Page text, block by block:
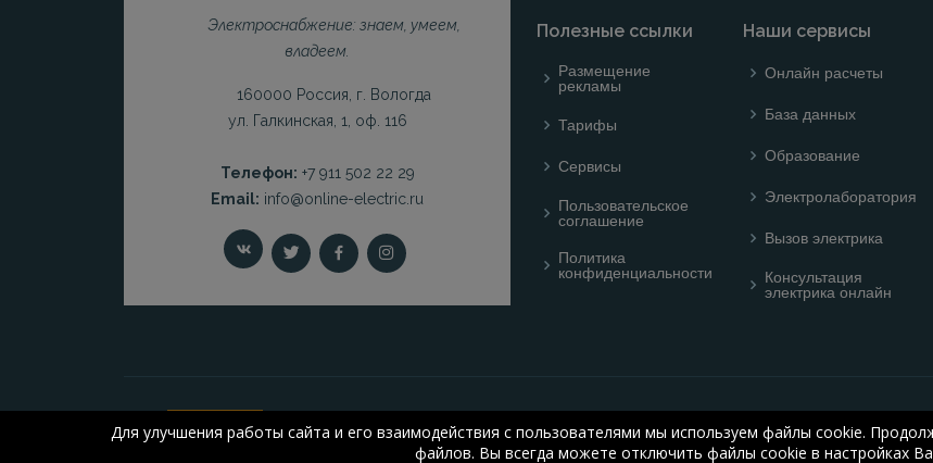
Электроснабжение: знаем, умеем,
владеем.
160000 Россия, г. Вологда
ул. Галкинская, 1, оф. 116
Телефон: +7 911 502 22 29
Email: info@online-electric.ru
Полезные ссылки
Размещение
рекламы
Тарифы
Сервисы
Пользовательское
соглашение
Политика
конфиденциальности
Наши сервисы
Онлайн расчеты
База данных
Образование
Электролаборатория
Вызов электрика
Консультация
электрика онлайн
electric.ru,
Для улучшения работы сайта и его взаимодействия с пользователями мы используем файлы cookie.
файлов. Вы всегда можете отключить файлы cookie в настройках